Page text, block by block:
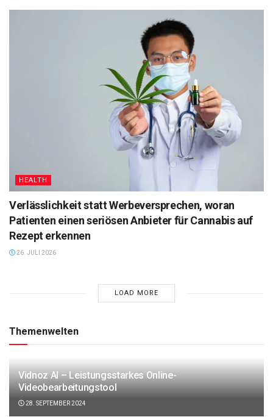
HEALTH
Verlässlichkeit statt Werbeversprechen, woran
Patienten einen seriösen Anbieter für Cannabis auf
Rezept erkennen
26. JULI 2026
LOAD MORE
Themenwelten
Vidnoz AI – Leistungsstarkes Online-
Videobearbeitungstool
28. SEPTEMBER 2024